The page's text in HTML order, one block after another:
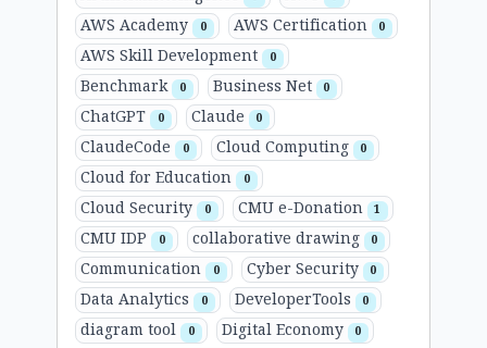
AWS Academy 0 AWS Certification 0
AWS Skill Development 0
Benchmark 0 Business Net 0
ChatGPT 0 Claude 0
ClaudeCode 0 Cloud Computing 0
Cloud for Education 0
Cloud Security 0 CMU e-Donation 1
CMU IDP 0 collaborative drawing 0
Communication 0 Cyber Security 0
Data Analytics 0 DeveloperTools 0
diagram tool 0 Digital Economy 0